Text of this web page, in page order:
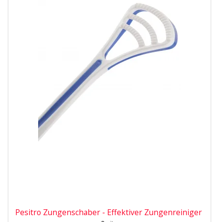
Pesitro Zungenschaber - Effektiver Zungenreiniger